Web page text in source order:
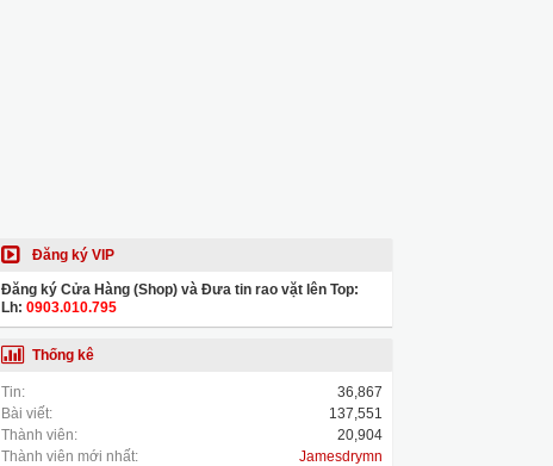
Đăng ký VIP
Đăng ký Cửa Hàng (Shop) và Đưa tin rao vặt lên Top:
Lh: 0903.010.795
Thống kê
Tin:
36,867
Bài viết:
137,551
Thành viên:
20,904
Thành viên mới nhất:
Jamesdrymn